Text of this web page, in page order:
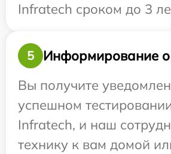
Infratech сроком до 3
5
Информирование о
Вы получите
успешном
Infratech, и наш
технику к вам домой